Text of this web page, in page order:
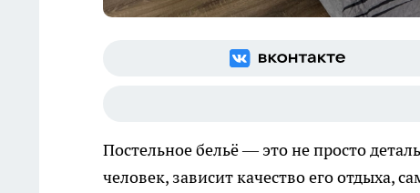
Постельное бельё — это не просто
человек, зависит качество его отдыха,